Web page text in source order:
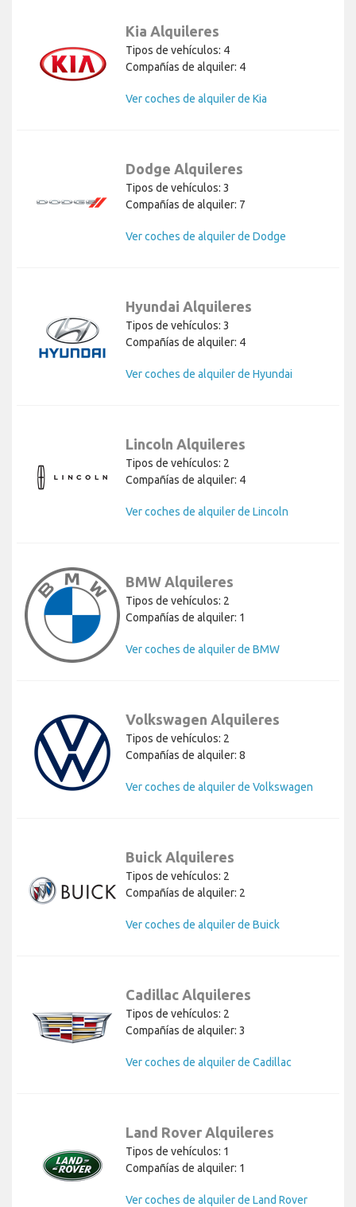
Kia Alquileres
Tipos de vehículos: 4
Compañías de alquiler: 4
Ver coches de alquiler de Kia
Dodge Alquileres
Tipos de vehículos: 3
Compañías de alquiler: 7
Ver coches de alquiler de Dodge
Hyundai Alquileres
Tipos de vehículos: 3
Compañías de alquiler: 4
Ver coches de alquiler de Hyundai
Lincoln Alquileres
Tipos de vehículos: 2
Compañías de alquiler: 4
Ver coches de alquiler de Lincoln
BMW Alquileres
Tipos de vehículos: 2
Compañías de alquiler: 1
Ver coches de alquiler de BMW
Volkswagen Alquileres
Tipos de vehículos: 2
Compañías de alquiler: 8
Ver coches de alquiler de Volkswagen
Buick Alquileres
Tipos de vehículos: 2
Compañías de alquiler: 2
Ver coches de alquiler de Buick
Cadillac Alquileres
Tipos de vehículos: 2
Compañías de alquiler: 3
Ver coches de alquiler de Cadillac
Land Rover Alquileres
Tipos de vehículos: 1
Compañías de alquiler: 1
Ver coches de alquiler de Land Rover